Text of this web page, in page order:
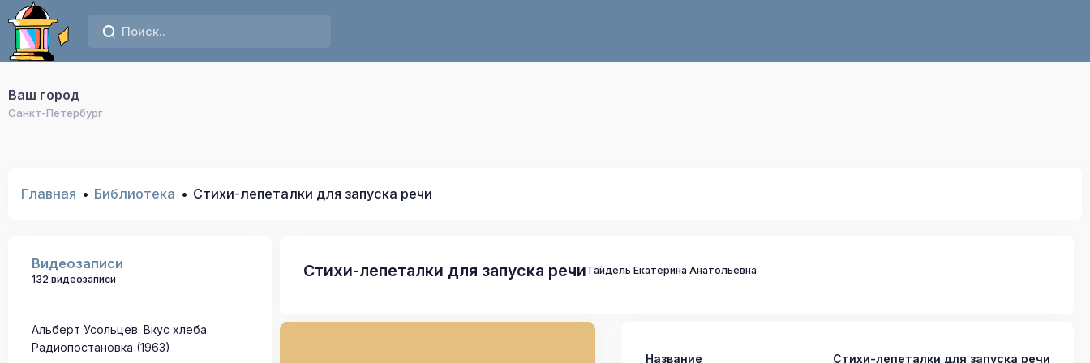
Ваш город
Санкт-Петербург
Главная Библиотека Стихи-лепеталки для запуска речи
Видеозаписи
132 видеозаписи
Альберт Усольцев. Вкус хлеба.
Радиопостановка (1963)
Стихи-лепеталки для запуска речи Гайдель Екатерина Анатольевна
Название Стихи-лепеталки для запуска речи